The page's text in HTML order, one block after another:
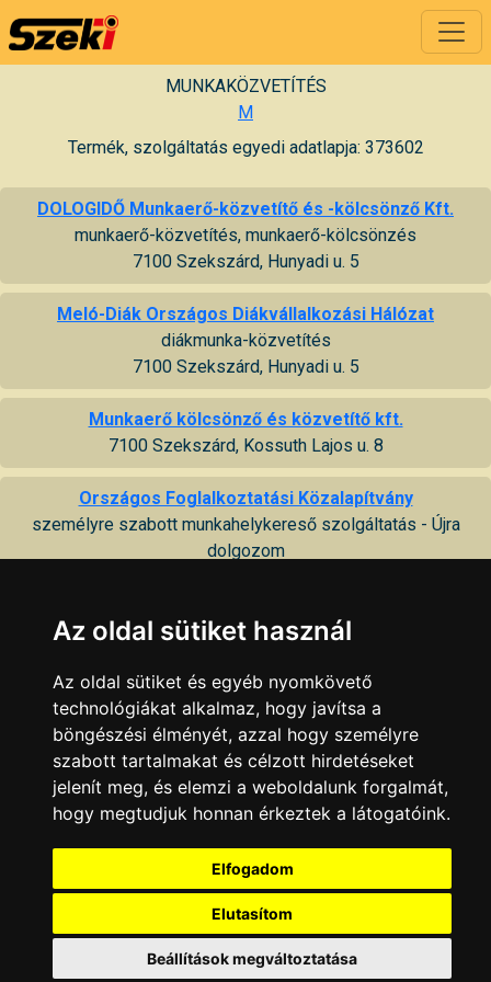
MUNKAKÖZVETÍTÉS
M
Termék, szolgáltatás egyedi adatlapja: 373602
DOLOGIDŐ Munkaerő-közvetítő és -kölcsönző Kft.
munkaerő-közvetítés, munkaerő-kölcsönzés
7100 Szekszárd, Hunyadi u. 5
Meló-Diák Országos Diákvállalkozási Hálózat
diákmunka-közvetítés
7100 Szekszárd, Hunyadi u. 5
Munkaerő kölcsönző és közvetítő kft.
7100 Szekszárd, Kossuth Lajos u. 8
Országos Foglalkoztatási Közalapítvány
személyre szabott munkahelykereső szolgáltatás - Újra
dolgozom
Tolna Megyei Munkaügyi Központ
7100 Szekszárd, Szent István tér 11
Tolna Megyei Munkaügyi Központ Kirendeltsége
7100 Szekszárd, Találka tér 4
KAPCSOLAT|HIRDETÉS
Az oldal sütiket használ
Az oldal sütiket és egyéb nyomkövető
technológiákat alkalmaz, hogy javítsa a
böngészési élményét, azzal hogy személyre
szabott tartalmakat és célzott hirdetéseket
jelenít meg, és elemzi a weboldalunk forgalmát,
hogy megtudjuk honnan érkeztek a látogatóink.
Elfogadom
Elutasítom
Beállítások megváltoztatása